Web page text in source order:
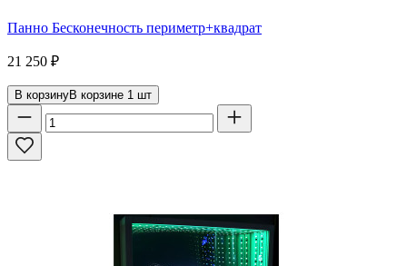
Панно Бесконечность периметр+квадрат
21 250 ₽
В корзинуВ корзине 1 шт